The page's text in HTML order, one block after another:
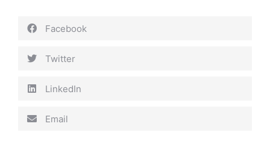
Facebook
Twitter
LinkedIn
Email